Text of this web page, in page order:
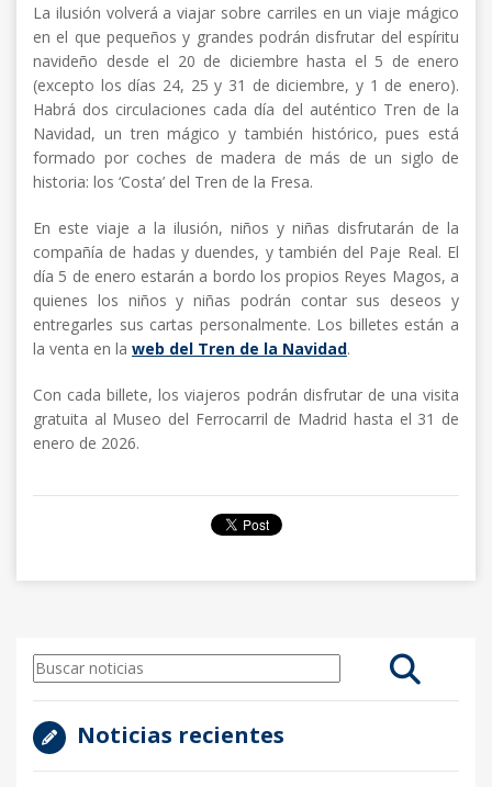
La ilusión volverá a viajar sobre carriles en un viaje mágico
en el que pequeños y grandes podrán disfrutar del espíritu
navideño desde el 20 de diciembre hasta el 5 de enero
(excepto los días 24, 25 y 31 de diciembre, y 1 de enero).
Habrá dos circulaciones cada día del auténtico Tren de la
Navidad, un tren mágico y también histórico, pues está
formado por coches de madera de más de un siglo de
historia: los ‘Costa’ del Tren de la Fresa.
En este viaje a la ilusión, niños y niñas disfrutarán de la
compañía de hadas y duendes, y también del Paje Real. El
día 5 de enero estarán a bordo los propios Reyes Magos, a
quienes los niños y niñas podrán contar sus deseos y
entregarles sus cartas personalmente. Los billetes están a
la venta en la web del Tren de la Navidad.
Con cada billete, los viajeros podrán disfrutar de una visita
gratuita al Museo del Ferrocarril de Madrid hasta el 31 de
enero de 2026.
Noticias recientes